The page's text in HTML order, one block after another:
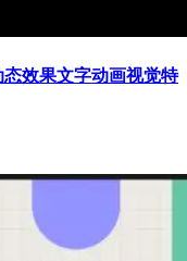
态效果文字动画视觉特